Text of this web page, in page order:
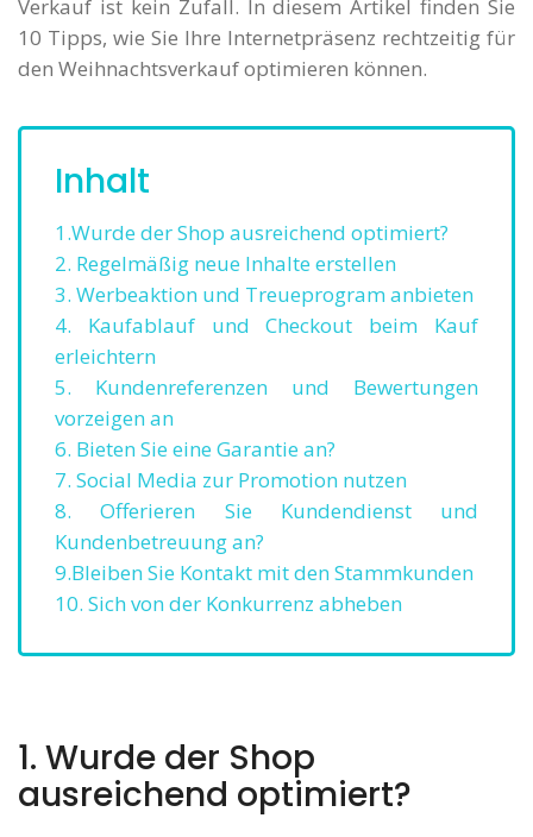
Verkauf ist kein Zufall. In diesem Artikel finden Sie
10 Tipps, wie Sie Ihre Internetpräsenz rechtzeitig für
den Weihnachtsverkauf optimieren können.
Inhalt
1.Wurde der Shop ausreichend optimiert?
2. Regelmäßig neue Inhalte erstellen
3. Werbeaktion und Treueprogram anbieten
4. Kaufablauf und Checkout beim Kauf
erleichtern
5. Kundenreferenzen und Bewertungen
vorzeigen an
6. Bieten Sie eine Garantie an?
7. Social Media zur Promotion nutzen
8. Offerieren Sie Kundendienst und
Kundenbetreuung an?
9.Bleiben Sie Kontakt mit den Stammkunden
10. Sich von der Konkurrenz abheben
1. Wurde der Shop
ausreichend optimiert?